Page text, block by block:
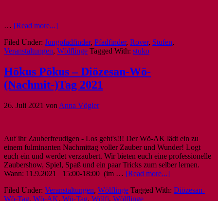
… [Read more...]
Filed Under: Jungpfadfinder, Pfadfinder, Rover, Stufen,
Veranstaltungen, Wölflinge Tagged With: stuko
Hökus Pökus – Diözesan-Wö-
(Nachmit-)Tag 2021
26. Juli 2021 von Anna Vögler
Auf ihr Zauberfreudigen - Los geht's!!! Der Wö-AK lädt ein zu
einem fulminanten Nachmittag voller Zauber und Wunder! Logt
euch ein und werdet verzaubert. Wir bieten euch eine professionelle
Zaubershow, Spiel, Spaß und ein paar Tricks zum selber lernen.
Wann: 11.9.2021 15:00-18:00 (im … [Read more...]
Filed Under: Veranstaltungen, Wölflinge Tagged With: Diözesan-
Wö-Tag, Wö-AK, Wö-Tag, Wölfi, Wölflinge